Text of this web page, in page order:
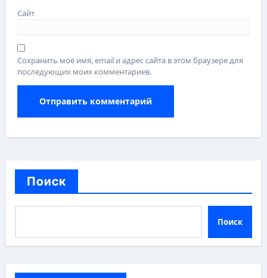
Сайт
Сохранить моё имя, email и адрес сайта в этом браузере для
последующих моих комментариев.
Поиск
Поиск